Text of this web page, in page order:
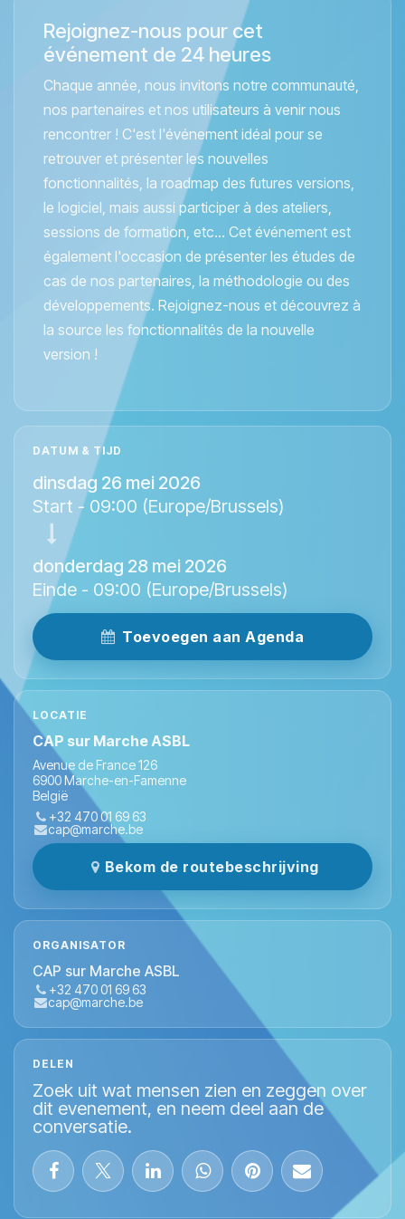
Rejoignez-nous pour cet
événement de 24 heures
Chaque année, nous invitons notre communauté,
nos partenaires et nos utilisateurs à venir nous
rencontrer ! C'est l'événement idéal pour se
retrouver et présenter les nouvelles
fonctionnalités, la roadmap des futures versions,
le logiciel, mais aussi participer à des ateliers,
sessions de formation, etc... Cet événement est
également l'occasion de présenter les études de
cas de nos partenaires, la méthodologie ou des
développements. Rejoignez-nous et découvrez à
la source les fonctionnalités de la nouvelle
version !
DATUM & TIJD
dinsdag 26 mei 2026
Start - 09:00 (Europe/Brussels)
donderdag 28 mei 2026
Einde - 09:00 (Europe/Brussels)
Toevoegen aan Agenda
LOCATIE
CAP sur Marche ASBL
Avenue de France 126
6900 Marche-en-Famenne
België
+32 470 01 69 63
cap@marche.be
Bekom de routebeschrijving
ORGANISATOR
CAP sur Marche ASBL
+32 470 01 69 63
cap@marche.be
DELEN
Zoek uit wat mensen zien en zeggen over
dit evenement, en neem deel aan de
conversatie.